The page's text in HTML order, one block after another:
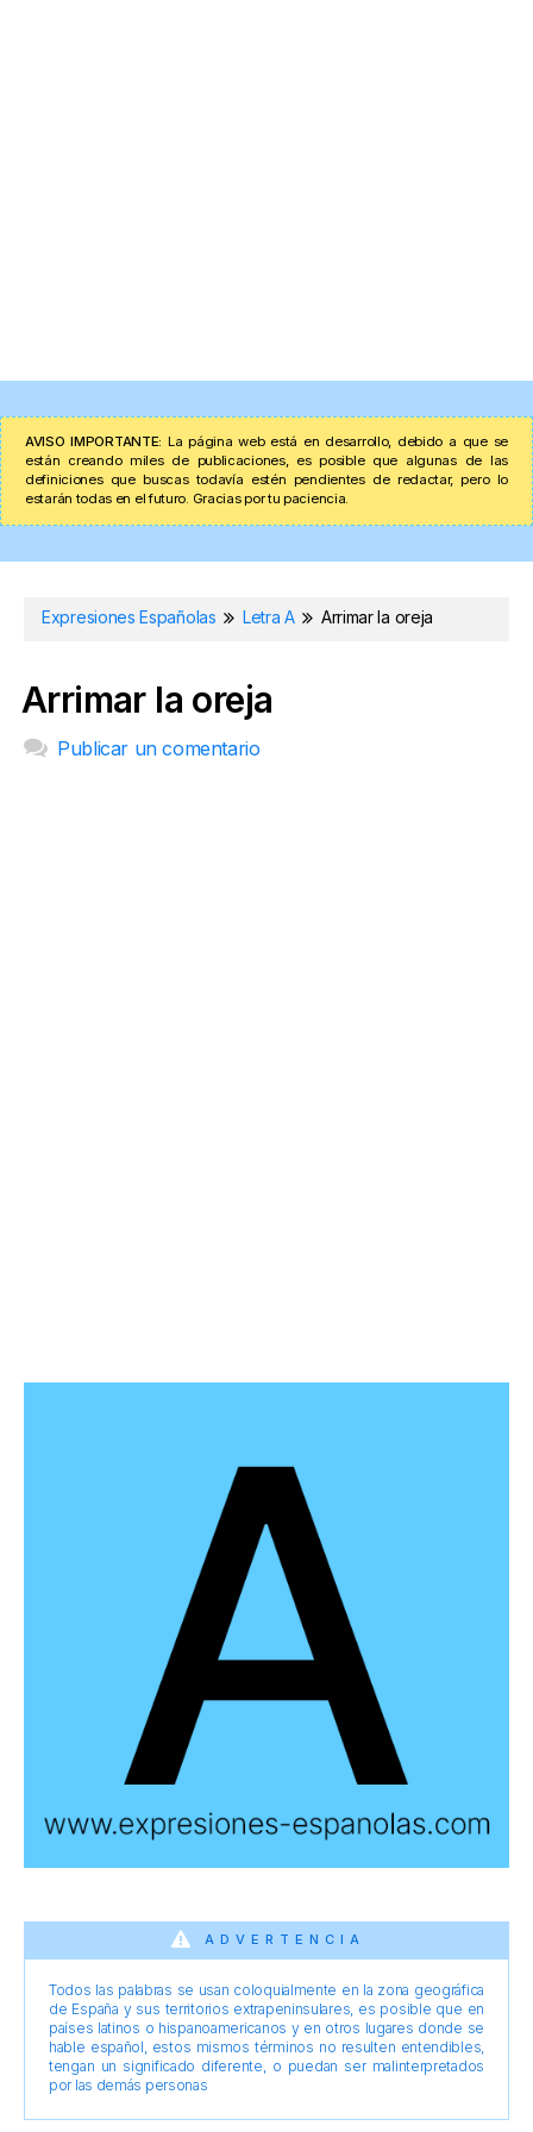
AVISO IMPORTANTE: La página web está en desarrollo, debido a que se
están creando miles de publicaciones, es posible que algunas de las
definiciones que buscas todavía estén pendientes de redactar, pero lo
estarán todas en el futuro. Gracias por tu paciencia.
Expresiones Españolas Letra A Arrimar la oreja
Arrimar la oreja
Publicar un comentario
ADVERTENCIA
Todos las palabras se usan coloquialmente en la zona geográfica
de España y sus territorios extrapeninsulares, es posible que en
países latinos o hispanoamericanos y en otros lugares donde se
hable español, estos mismos términos no resulten entendibles,
tengan un significado diferente, o puedan ser malinterpretados
por las demás personas